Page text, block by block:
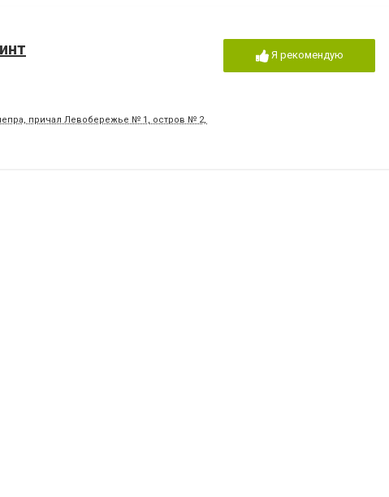
причал Левобережье № 1, остров № 2, дом № 301
Я рекомендую